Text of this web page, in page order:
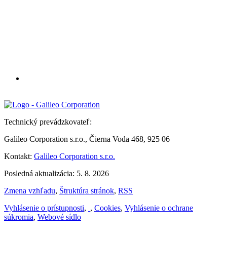
Technický prevádzkovateľ:
Galileo Corporation s.r.o., Čierna Voda 468, 925 06
Kontakt: Galileo Corporation s.r.o.
Posledná aktualizácia: 5. 8. 2026
Zmena vzhľadu, Štruktúra stránok, RSS
Vyhlásenie o prístupnosti, , Cookies, Vyhlásenie o ochrane
súkromia, Webové sídlo